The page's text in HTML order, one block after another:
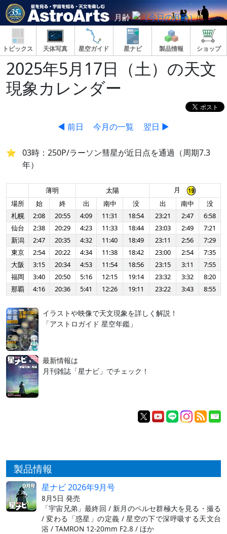
月齢
トピックス 天体写真 星空ガイド 星ナビ 製品情報 ショップ
2025年5月17日（土）の天文
現象カレンダー
◀ 前日 今月の一覧 翌日 ▶
03時：250P/ラーソン彗星が近日点を通過（周期7.3
年）
薄明 太陽
月
場所
始 終 出 南中 没 出 南中
没
札幌
2:08 20:55 4:09 11:31 18:54 23:21 2:47
6:58
仙台
2:38 20:29 4:23 11:33 18:44 23:03 2:49
7:21
新潟
2:47 20:35 4:32 11:40 18:49 23:11 2:56
7:29
東京
2:54 20:22 4:34 11:38 18:42 23:00 2:54
7:35
大阪
3:15 20:34 4:53 11:54 18:56 23:15 3:11
7:55
福岡
3:40 20:50 5:16 12:15 19:14 23:32 3:32
8:20
那覇
4:16 20:36 5:41 12:26 19:11 23:22 3:43 8:55
イラストや映像で天文現象を詳しく解説！
「アストロガイド 星空年鑑」
最新情報は
月刊雑誌「星ナビ」でチェック！
製品情報
星ナビ 2026年9月号
8月5日 発売
「宇宙兄弟」最終回 / 新月のペルセ群極大を見る・撮る
/ 変わる「惑星」の定義 / 星空の下で深呼吸する天文台
浴 / TAMRON 12-20mm F2.8 / ほか